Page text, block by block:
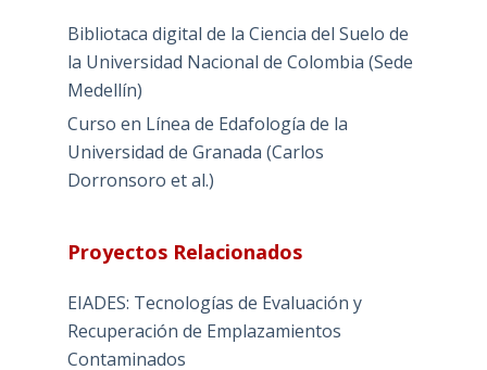
Bibliotaca digital de la Ciencia del Suelo de
la Universidad Nacional de Colombia (Sede
Medellín)
Curso en Línea de Edafología de la
Universidad de Granada (Carlos
Dorronsoro et al.)
Proyectos Relacionados
EIADES: Tecnologías de Evaluación y
Recuperación de Emplazamientos
Contaminados